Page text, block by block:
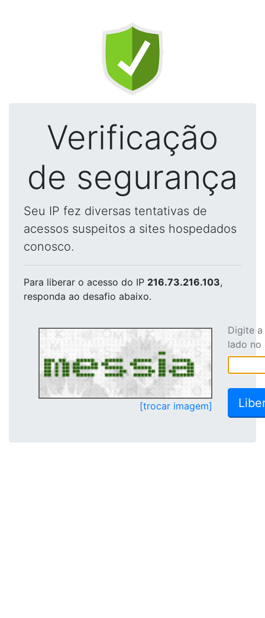
Verificação
de segurança
Seu IP fez diversas tentativas de
acessos suspeitos a sites hospedados
conosco.
Para liberar o acesso do IP 216.73.216.103,
responda ao desafio abaixo.
[trocar imagem]
Digite
lado no